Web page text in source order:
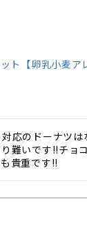
ト【卵乳小麦ア
応のドーナツは
難いです!!チョ
貴重です!!